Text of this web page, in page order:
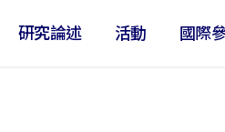
研究論述 活動 國際